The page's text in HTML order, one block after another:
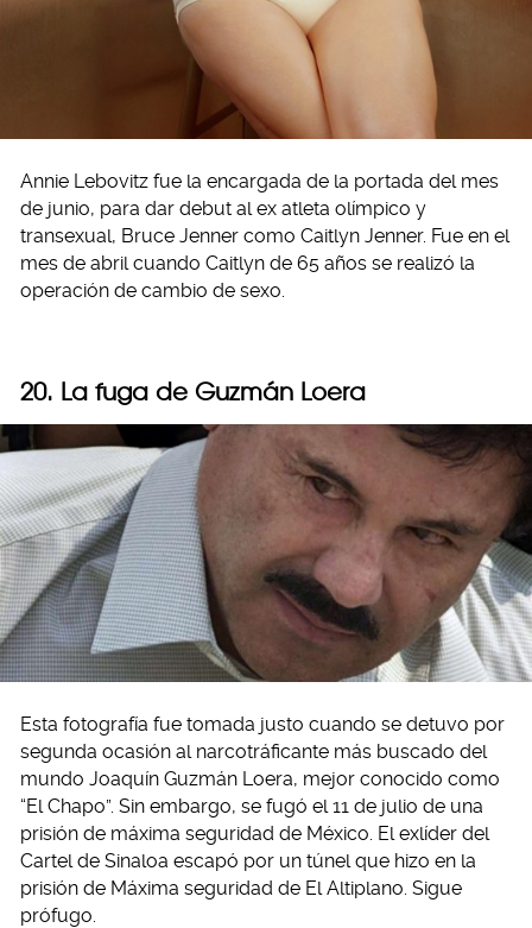
Annie Lebovitz fue la encargada de la portada del mes
de junio, para dar debut al ex atleta olímpico y
transexual, Bruce Jenner como Caitlyn Jenner. Fue en el
mes de abril cuando Caitlyn de 65 años se realizó la
operación de cambio de sexo.
20. La fuga de Guzmán Loera
Esta fotografía fue tomada justo cuando se detuvo por
segunda ocasión al narcotráficante más buscado del
mundo Joaquín Guzmán Loera, mejor conocido como
“El Chapo”. Sin embargo, se fugó el 11 de julio de una
prisión de máxima seguridad de México. El exlíder del
Cartel de Sinaloa escapó por un túnel que hizo en la
prisión de Máxima seguridad de El Altiplano. Sigue
prófugo.